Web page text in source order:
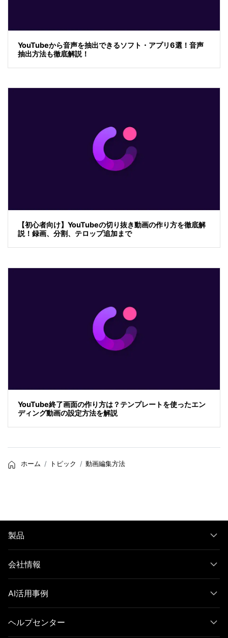
YouTubeから音声を抽出できるソフト・アプリ6選！音声
抽出方法も徹底解説！
【初心者向け】YouTubeの切り抜き動画の作り方を徹底解
説！録画、分割、テロップ追加まで
YouTube終了画面の作り方は？テンプレートを使ったエン
ディング動画の設定方法を解説
ホーム トピック 動画編集方法
製品
会社情報
AI活用事例
ヘルプセンター